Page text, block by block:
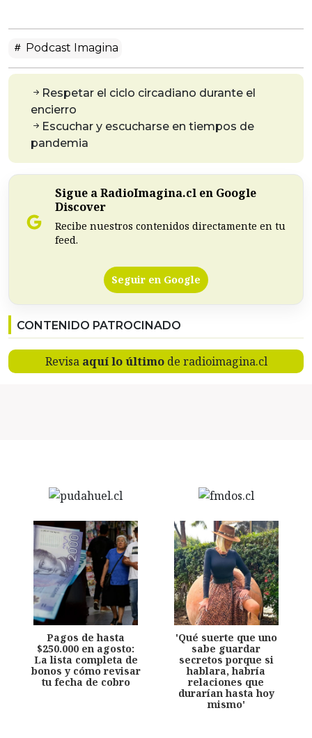
Podcast Imagina
Respetar el ciclo circadiano durante el
encierro
Escuchar y escucharse en tiempos de
pandemia
Sigue a RadioImagina.cl en Google
Discover
Recibe nuestros contenidos directamente en tu
feed.
Seguir en Google
CONTENIDO PATROCINADO
Revisa aquí lo últimode radioimagina.cl
Pagos de hasta
$250.000 en agosto:
La lista completa de
bonos y cómo revisar
tu fecha de cobro
'Qué suerte que uno
sabe guardar
secretos porque si
hablara, habría
relaciones que
durarían hasta hoy
mismo'